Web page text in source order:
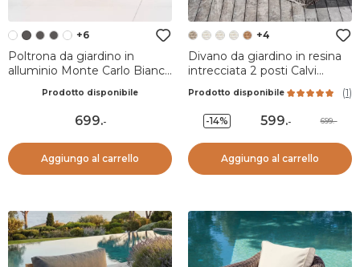
+6
Poltrona da giardino in
alluminio Monte Carlo Bianco
Prodotto disponibile
699.-
Aggiungo al carrello
+4
Divano da giardino in resina
intrecciata 2 posti Calvi
Prodotto disponibile (1)
-14% 599.- 699.-
Aggiungo al carrello